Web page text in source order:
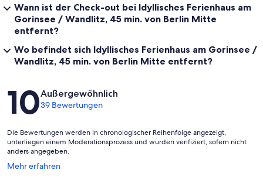
Wann ist der Check-out bei Idyllisches Ferienhaus am
Gorinsee / Wandlitz, 45 min. von Berlin Mitte
entfernt?
Wo befindet sich Idyllisches Ferienhaus am Gorinsee /
Wandlitz, 45 min. von Berlin Mitte entfernt?
Bewertungen
10Außergewöhnlich
39 Bewertungen
Die Bewertungen werden in chronologischer Reihenfolge angezeigt,
unterliegen einem Moderationsprozess und wurden verifiziert, sofern nicht
anders angegeben.
Mehr erfahren
Wird